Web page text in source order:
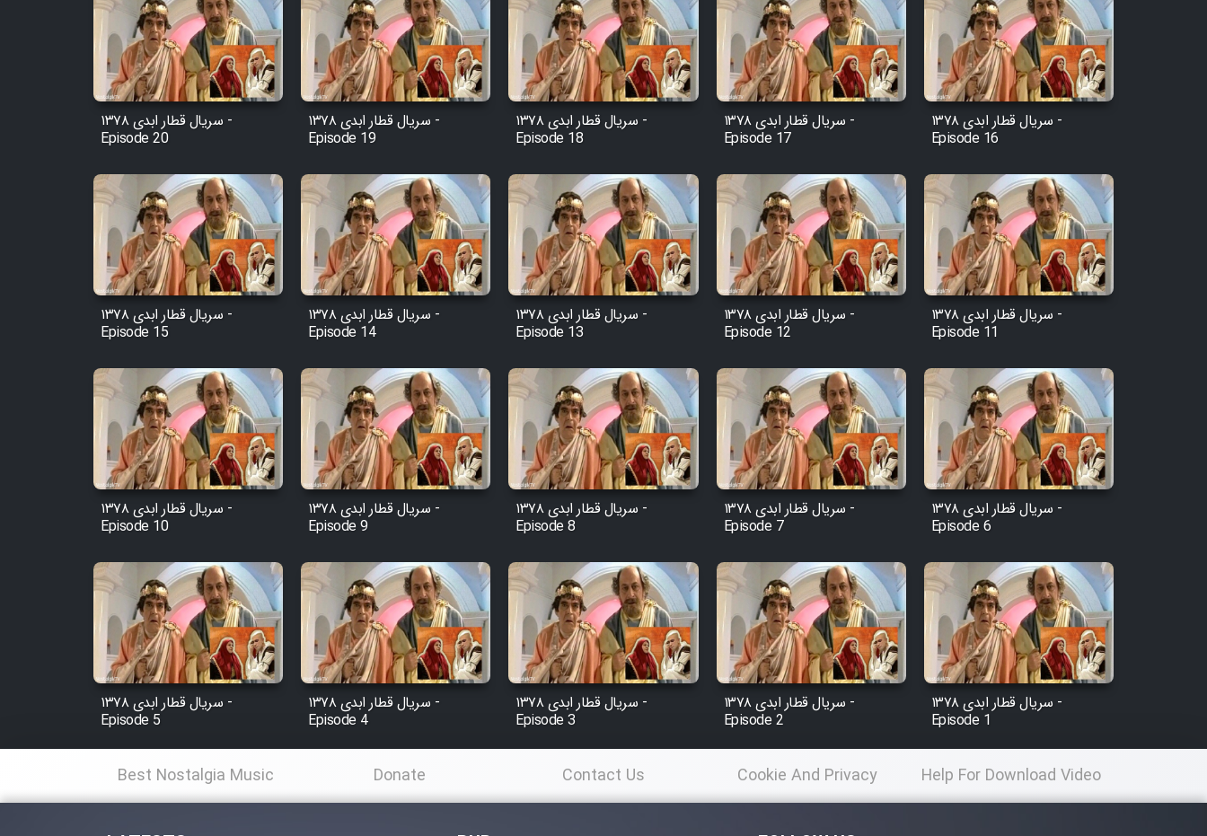
Film Entehaye Ghodrat
Cartoon Robin Hood - Dooble
Farsi (Ghabl Az Enghelab)
Serial Bazam Madresam Dir
Shod 1362
Serial Hojr ebn Oday 1381
Film Akharin Marhaleh
Film Atash Penhan
Animeishen Cinemaei Safar
Be Sarzamin Dur
Film Jangju Pirooz
Film Padzahr
Film Shab Rubah
Film Shah Khamush
Film Fil Dar Tariki
Film Farsh Bad
Film In Haft Nafar
سریال قطار ابدی ۱۳۷۸ -
Episode 20
سریال قطار ابدی ۱۳۷۸ -
Episode 19
سریال قطار ابدی ۱۳۷۸ -
Episode 18
سریال قطار ابدی ۱۳۷۸ -
Episode 17
سریال قطار ابدی ۱۳۷۸ -
Episode 16
سریال قطار ابدی ۱۳۷۸ -
Episode 15
سریال قطار ابدی ۱۳۷۸ -
Episode 14
سریال قطار ابدی ۱۳۷۸ -
Episode 13
سریال قطار ابدی ۱۳۷۸ -
Episode 12
سریال قطار ابدی ۱۳۷۸ -
Episode 11
سریال قطار ابدی ۱۳۷۸ -
Episode 10
سریال قطار ابدی ۱۳۷۸ -
Episode 9
سریال قطار ابدی ۱۳۷۸ -
Episode 8
سریال قطار ابدی ۱۳۷۸ -
Episode 7
سریال قطار ابدی ۱۳۷۸ -
Episode 6
سریال قطار ابدی ۱۳۷۸ -
Episode 5
سریال قطار ابدی ۱۳۷۸ -
Episode 4
سریال قطار ابدی ۱۳۷۸ -
Episode 3
سریال قطار ابدی ۱۳۷۸ -
Episode 2
سریال قطار ابدی ۱۳۷۸ -
Episode 1
Best Nostalgia Music Donate Contact Us Cookie And Privacy
Policy
Help For Download Video